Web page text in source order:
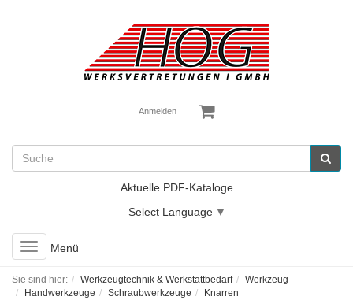
Anmelden
Aktuelle PDF-Kataloge
Select Language ▼
Toggle
navigation
Menü
Sie sind hier: Werkzeugtechnik & Werkstattbedarf
Werkzeug
Handwerkzeuge
Schraubwerkzeuge
Knarren